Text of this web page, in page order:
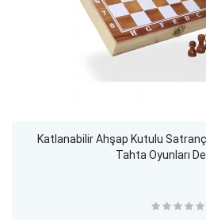
Katlanabilir Ahşap Kutulu
Tahta Oyunları